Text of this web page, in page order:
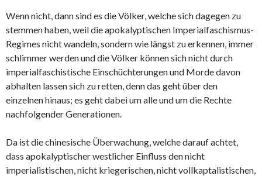
Wenn nicht, dann sind es die Völker, welche sich dagegen zu
stemmen haben, weil die apokalyptischen Imperialfaschismus-
Regimes nicht wandeln, sondern wie längst zu erkennen, immer
schlimmer werden und die Völker können sich nicht durch
imperialfaschistische Einschüchterungen und Morde davon
abhalten lassen sich zu retten, denn das geht über den
einzelnen hinaus; es geht dabei um alle und um die Rechte
nachfolgender Generationen.
Da ist die chinesische Überwachung, welche darauf achtet,
dass apokalyptischer westlicher Einfluss den nicht
imperialistischen, nicht kriegerischen, nicht vollkaptalistischen,